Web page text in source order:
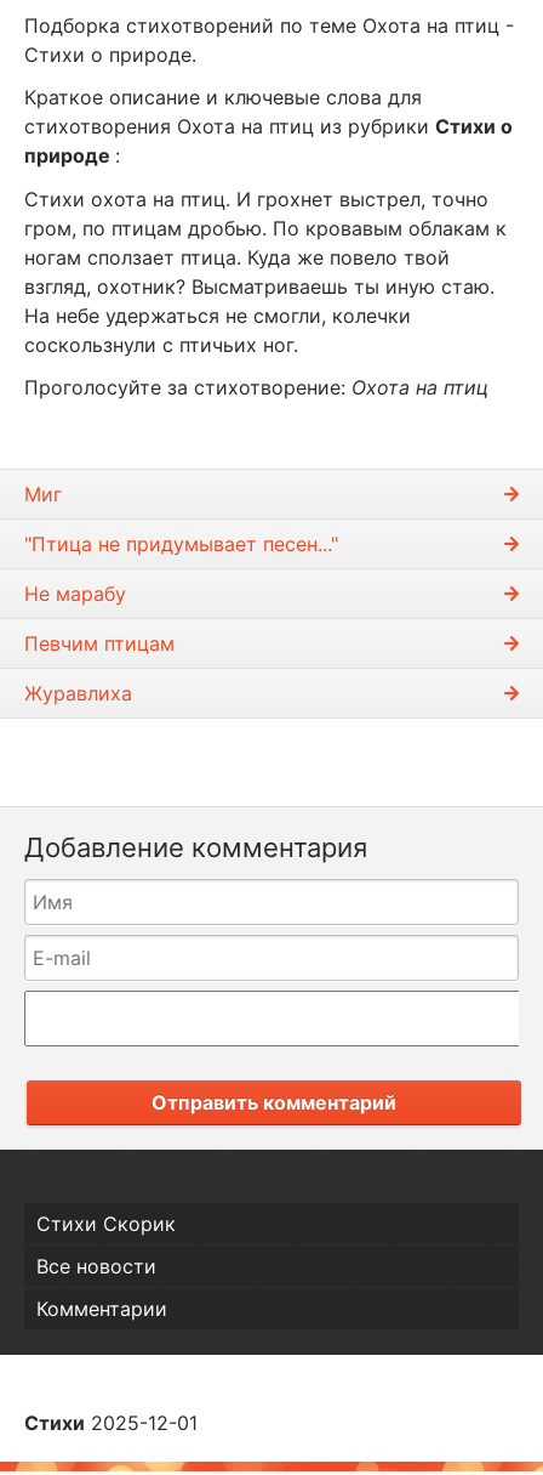
Подборка стихотворений по теме Охота на птиц -
Стихи о природе.
Краткое описание и ключевые слова для
стихотворения Охота на птиц из рубрики Стихи о
природе :
Стихи охота на птиц. И грохнет выстрел, точно
гром, по птицам дробью. По кровавым облакам к
ногам сползает птица. Куда же повело твой
взгляд, охотник? Высматриваешь ты иную стаю.
На небе удержаться не смогли, колечки
соскользнули с птичьих ног.
Проголосуйте за стихотворение: Охота на птиц
Миг
"Птица не придумывает песен..."
Не марабу
Певчим птицам
Журавлиха
Добавление комментария
Отправить комментарий
Стихи Скорик
Все новости
Комментарии
Стихи 2025-12-01